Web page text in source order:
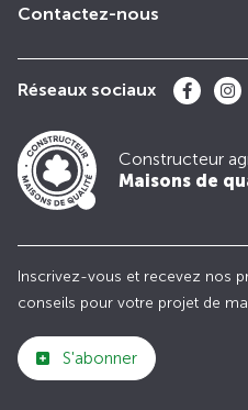
Contactez-nous
Réseaux sociaux
Constructeur
Maisons de
Inscrivez-vous et recevez nos
conseils pour votre projet de
S'abonner